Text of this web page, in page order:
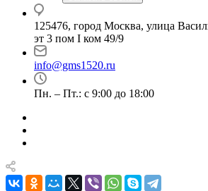
125476, город Москва, улица
эт 3 пом I ком 49/9
info@gms1520.ru
Пн. – Пт.: с 9:00 до 18:00